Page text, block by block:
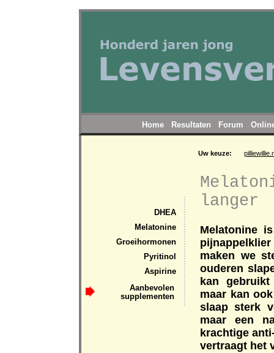
langer
Melatonine
maken we
ouderen
kan
maar kan
slaap sterk
maar een
krachtige
vertraagt het
Uw keuze:
Home Resultaten Forum
DHEA
Melatonine
Groeihormonen
Pyritinol
Aspirine
Aanbevolen
supplementen